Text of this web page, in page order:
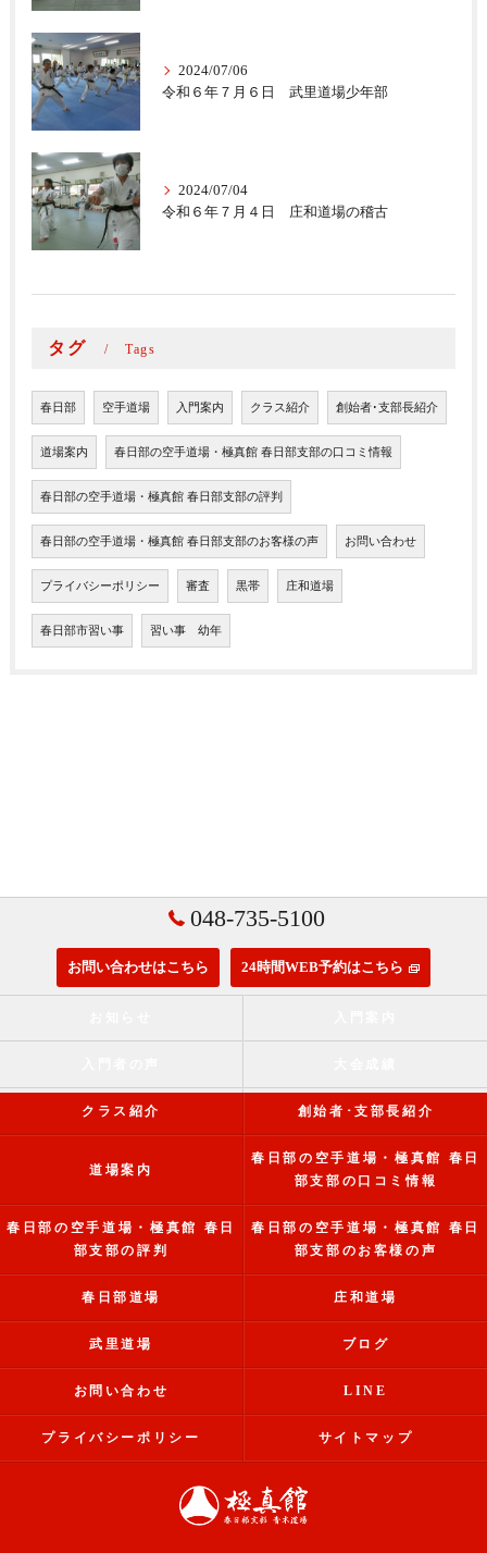
2024/07/06
令和６年７月６日 武里道場少年部
2024/07/04
令和６年７月４日 庄和道場の稽古
タグ Tags
春日部 空手道場 入門案内 クラス紹介 創始者･支部長紹介
道場案内 春日部の空手道場・極真館 春日部支部の口コミ情報
春日部の空手道場・極真館 春日部支部の評判
春日部の空手道場・極真館 春日部支部のお客様の声 お問い合わせ
プライバシーポリシー 審査 黒帯 庄和道場
春日部市習い事 習い事 幼年
048-735-5100
お問い合わせはこちら 24時間WEB予約はこちら
クラス紹介 創始者･支部長紹介
道場案内
春日部の空手道場・極真館 春日
部支部の口コミ情報
春日部の空手道場・極真館 春日
部支部の評判
春日部の空手道場・極真館 春日
部支部のお客様の声
春日部道場 庄和道場
武里道場 ブログ
お問い合わせ LINE
プライバシーポリシー サイトマップ